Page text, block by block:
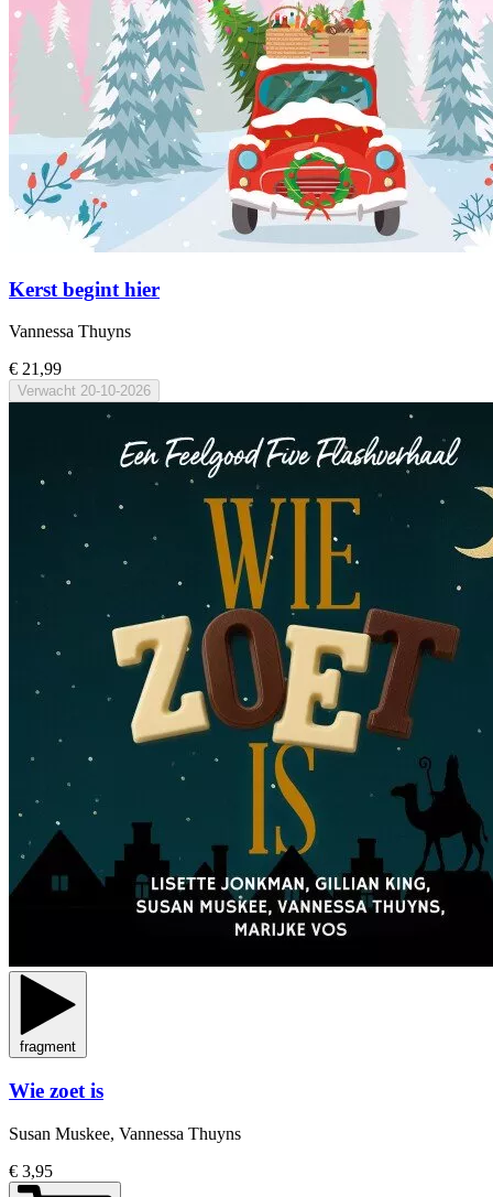
Kerst begint hier
Vannessa Thuyns
€ 21,99
Verwacht 20-10-2026
fragment
Wie zoet is
Susan Muskee, Vannessa Thuyns
€ 3,95